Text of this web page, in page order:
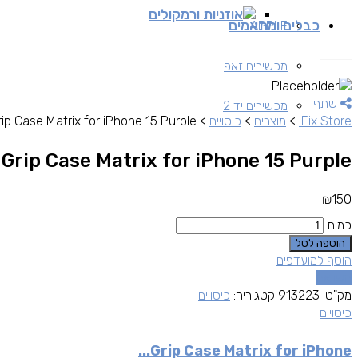
אוזניות ורמקולים
APPLE
מכשירים זאפ
מכשירים יד 2
כבלים ומתאמים
שתף
iFix Store
> מוצרים > כיסויים >
Case Matrix for iPhone 15 Purple
Grip Case Matrix for iPhone 15 Purple
₪150
כמות
הוספה לסל
הוסף למועדפים
מק"ט: 913223 קטגוריה: כיסויים
כיסויים
Grip Case Matrix for iPhone...